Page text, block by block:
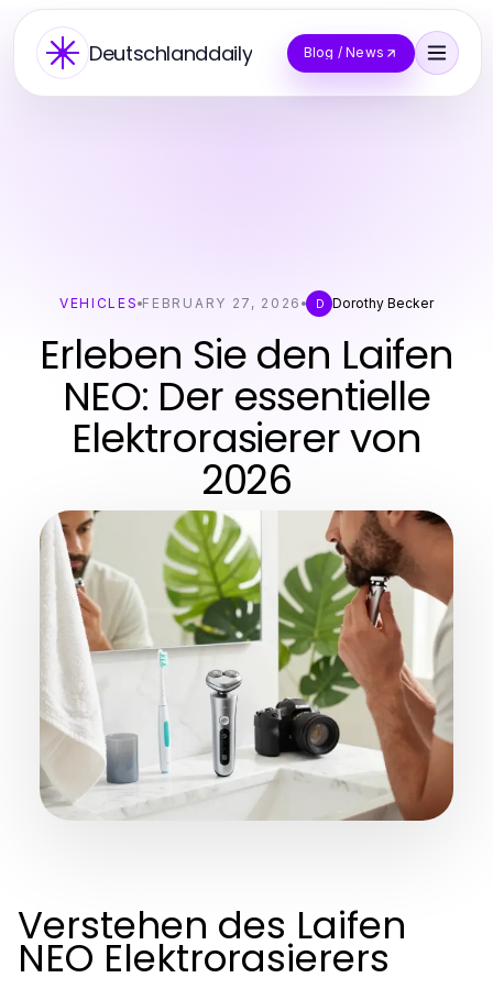
Deutschlanddaily Blog / News
VEHICLES FEBRUARY 27, 2026 D Dorothy Becker
Erleben Sie den Laifen
NEO: Der essentielle
Elektrorasierer von
2026
Verstehen des Laifen
NEO Elektrorasierers